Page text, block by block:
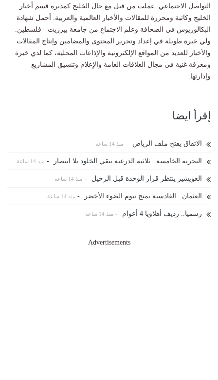
التواصل الاجتماعي. عملت من قبل مع حال الخليج كمديرة قسم أخبار
الخليج وكاتبة ومحررة للمقالات والأخبار العالمية والعربية. أحمل شهادة
البكالوريوس في الصحافة وعلم الاجتماع من جامعة بيرزيت - فلسطين.
ولي خبرة طويلة في إعداد وتحرير المحتوى والمضامين وإنتاج المقالات
والأخبار للعديد من المواقع الإلكترونية والإذاعات المحلية، كما لدي خبرة
ومعرفة غنية في مجال العلاقات العامة والإعلام وتنسيق المشاريع
وإدارتها.
إقرأ ايضا
الاتفاق يفتح ملف الرياض - منذ 14 ساعة
التجربة الخامسة.. ثلاثية الدرعية تبقي الخلود بلا انتصار - منذ 14 ساعة
العويشير ينتظر قرار الوحدة قبل الرحيل - منذ 14 ساعة
العثمان.. القادسية يمنح نيوم الضوء الأخضر - منذ 14 ساعة
رسميا.. رديف أهلاويا 4 أعوام - منذ 14 ساعة
Advertisements